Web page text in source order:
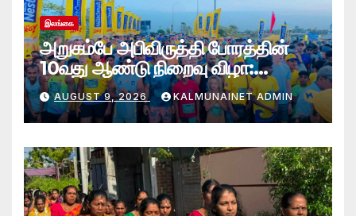
இலங்கை
அறுகம்பே அபிவிருத்தி போரத்தின்
10வது ஆண்டு நிறைவு விழா:
அறுகம்பே அரை மரதன் ஓட்டத்தில்
இலங்கை சிவராஜன் முதலிடம்!
AUGUST 9, 2026 KALMUNAINET ADMIN